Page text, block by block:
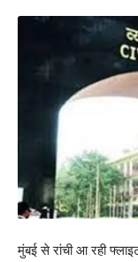
मुंबई से रांची आ रही